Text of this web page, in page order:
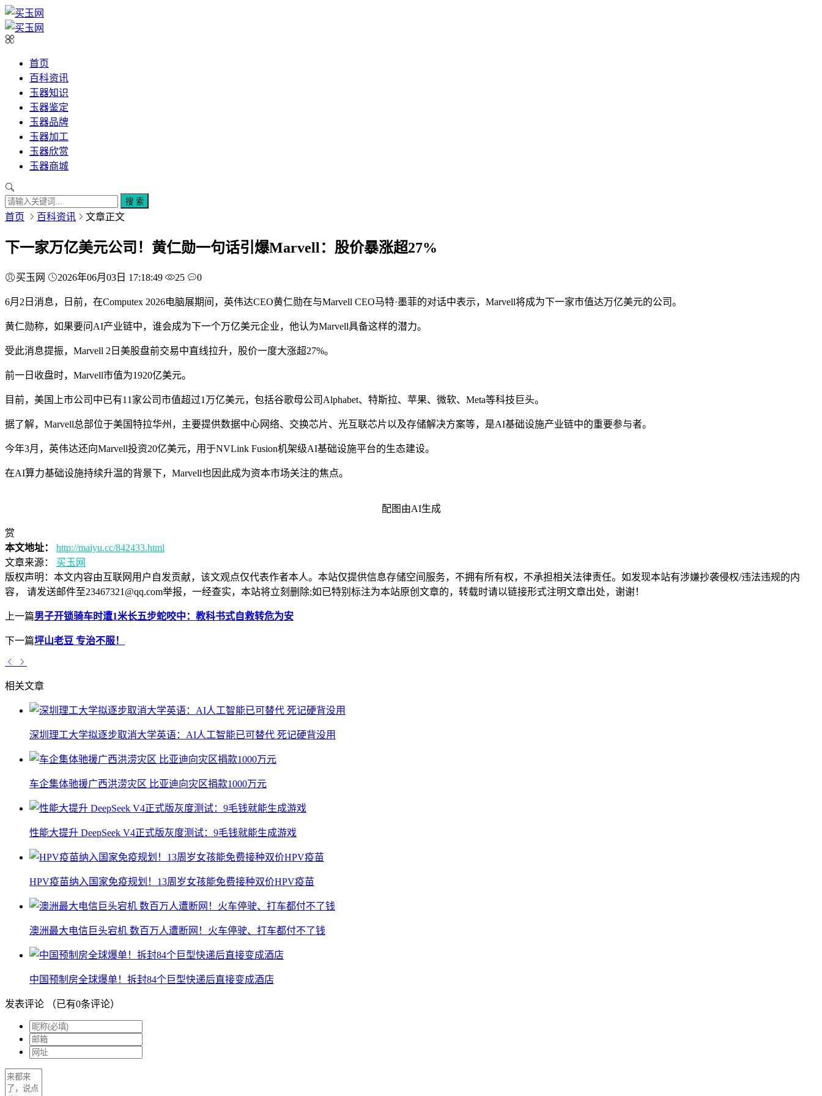
首页
百科资讯
玉器知识
玉器鉴定
玉器品牌
玉器加工
玉器欣赏
玉器商城
搜 索
首页 百科资讯 文章正文
下一家万亿美元公司！黄仁勋一句话引爆Marvell：股价暴涨超27%
买玉网 2026年06月03日 17:18:49 25 0
6月2日消息，日前，在Computex 2026电脑展期间，英伟达CEO黄仁勋在与Marvell CEO马特·墨菲的对话中表示，Marvell将成为下一家市值达万亿美元的公司。
黄仁勋称，如果要问AI产业链中，谁会成为下一个万亿美元企业，他认为Marvell具备这样的潜力。
受此消息提振，Marvell 2日美股盘前交易中直线拉升，股价一度大涨超27%。
前一日收盘时，Marvell市值为1920亿美元。
目前，美国上市公司中已有11家公司市值超过1万亿美元，包括谷歌母公司Alphabet、特斯拉、苹果、微软、Meta等科技巨头。
据了解，Marvell总部位于美国特拉华州，主要提供数据中心网络、交换芯片、光互联芯片以及存储解决方案等，是AI基础设施产业链中的重要参与者。
今年3月，英伟达还向Marvell投资20亿美元，用于NVLink Fusion机架级AI基础设施平台的生态建设。
在AI算力基础设施持续升温的背景下，Marvell也因此成为资本市场关注的焦点。
配图由AI生成
赏
本文地址：
http://maiyu.cc/842433.html
文章来源：
买玉网
版权声明： 本文内容由互联网用户自发贡献，该文观点仅代表作者本人。本站仅提供信息存储空间服务，不拥有所有权，不承担相关法律责任。如发现本站有涉嫌抄袭侵权/违法违规的内
容， 请发送邮件至23467321@qq.com举报，一经查实，本站将立刻删除;如已特别标注为本站原创文章的，转载时请以链接形式注明文章出处，谢谢！
上一篇男子开锁骑车时遭1米长五步蛇咬中：教科书式自救转危为安
下一篇坪山老豆 专治不服！
相关文章
深圳理工大学拟逐步取消大学英语：AI人工智能已可替代 死记硬背没用
车企集体驰援广西洪涝灾区 比亚迪向灾区捐款1000万元
性能大提升 DeepSeek V4正式版灰度测试：9毛钱就能生成游戏
HPV疫苗纳入国家免疫规划！13周岁女孩能免费接种双价HPV疫苗
澳洲最大电信巨头宕机 数百万人遭断网！火车停驶、打车都付不了钱
中国预制房全球爆单！拆封84个巨型快递后直接变成酒店
发表评论 （已有0条评论）